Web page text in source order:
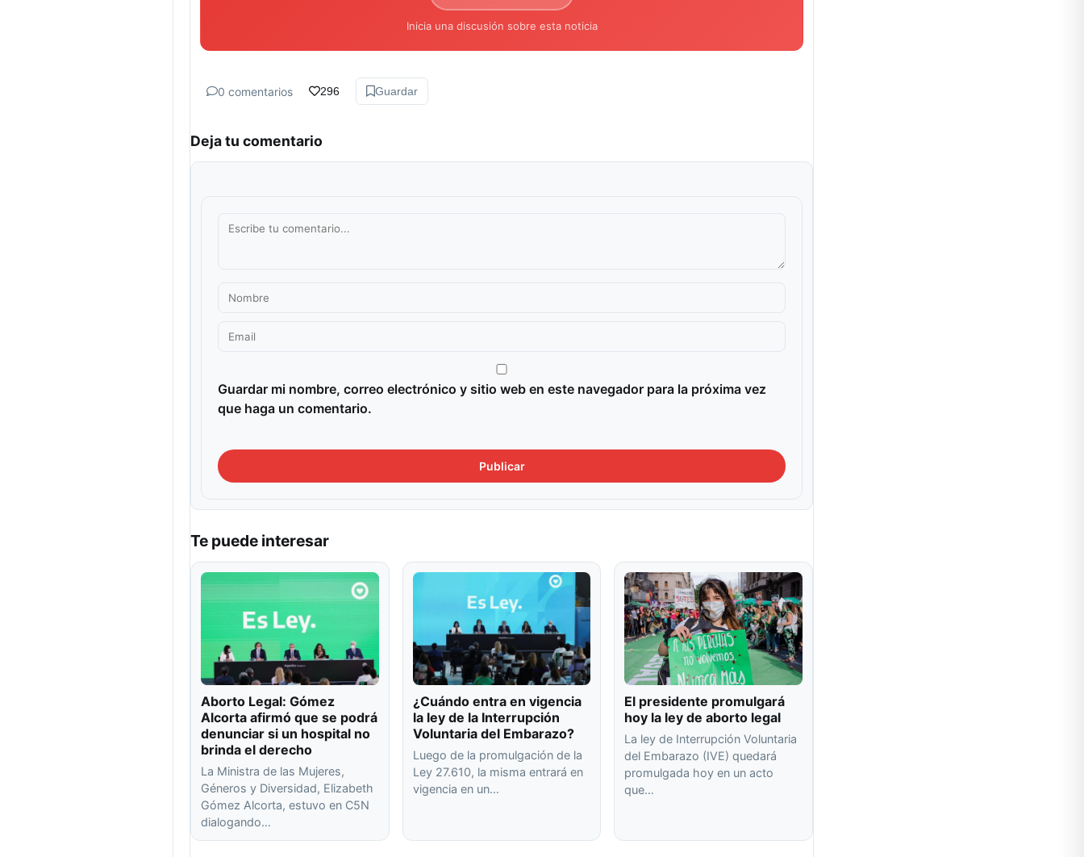
Inicia una discusión sobre esta noticia
0 comentarios 296 Guardar
Deja tu comentario
Guardar mi nombre, correo electrónico y sitio web en este navegador para la próxima vez
que haga un comentario.
Te puede interesar
Aborto Legal: Gómez
Alcorta afirmó que se podrá
denunciar si un hospital no
brinda el derecho
La Ministra de las Mujeres,
Géneros y Diversidad, Elizabeth
Gómez Alcorta, estuvo en C5N
dialogando…
¿Cuándo entra en vigencia
la ley de la Interrupción
Voluntaria del Embarazo?
Luego de la promulgación de la
Ley 27.610, la misma entrará en
vigencia en un…
El presidente promulgará
hoy la ley de aborto legal
La ley de Interrupción Voluntaria
del Embarazo (IVE) quedará
promulgada hoy en un acto
que…